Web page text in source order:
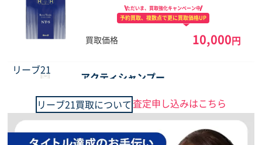
ただいま、買取強化キャンペーン中
予約買取、複数点で更に買取価格UP
買取価格 10,000円
リーブ21
アクティシャンプー
予約買取、複数点で 更に買取価格UP
500 円
リーブ21買取について査定申し込みはこちら